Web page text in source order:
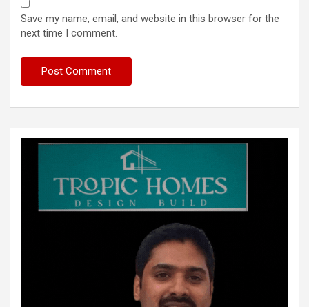
Save my name, email, and website in this browser for the
next time I comment.